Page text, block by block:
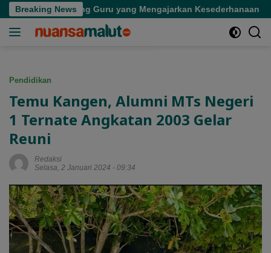
Langsung
ke
Breaking News
Seorang Guru yang Mengajarkan Kesederhanaan
Pendidikan
Temu Kangen, Alumni MTs Negeri
1 Ternate Angkatan 2003 Gelar
Reuni
Redaksi
Selasa, 2 Januari 2024 - 09:34